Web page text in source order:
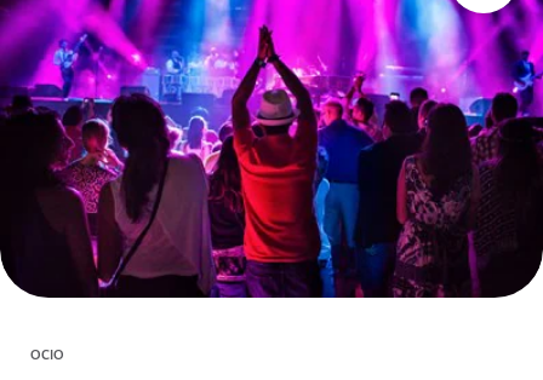
OCIO